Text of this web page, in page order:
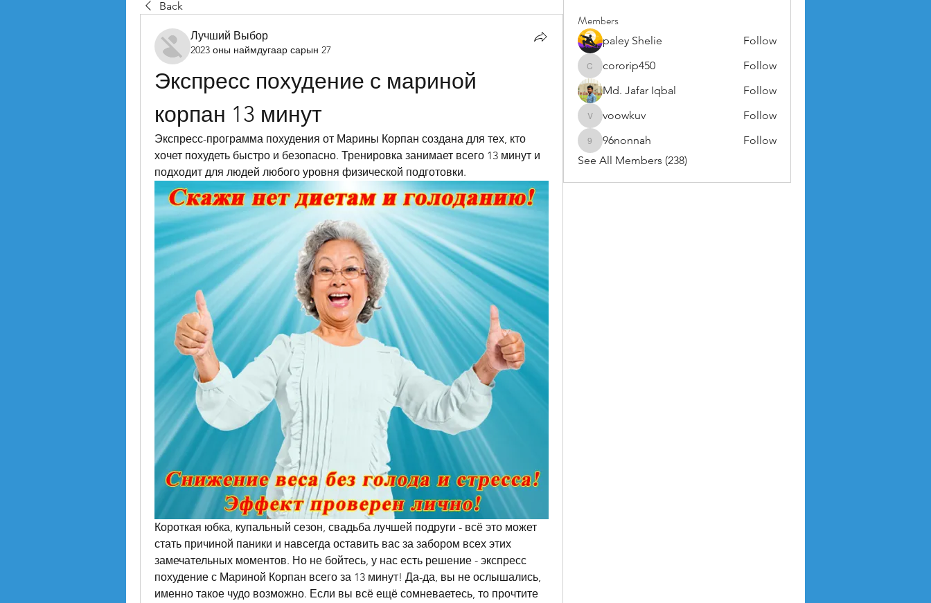
Back
Лучший Выбор
2023 оны наймдугаар сарын 27
Экспресс похудение с мариной
корпан 13 минут
Экспресс-программа похудения от Марины Корпан создана для тех, кто
хочет похудеть быстро и безопасно. Тренировка занимает всего 13 минут и
подходит для людей любого уровня физической подготовки.
Короткая юбка, купальный сезон, свадьба лучшей подруги - всё это может
стать причиной паники и навсегда оставить вас за забором всех этих
замечательных моментов. Но не бойтесь, у нас есть решение - экспресс
похудение с Мариной Корпан всего за 13 минут! Да-да, вы не ослышались,
именно такое чудо возможно. Если вы всё ещё сомневаетесь, то прочтите
Members
paley Shelie Follow
cororip450
cororip450
Follow
Md. Jafar Iqbal
Follow
voowkuv
voowkuv Follow
96nonnah
96nonnah
Follow
See All Members (238)